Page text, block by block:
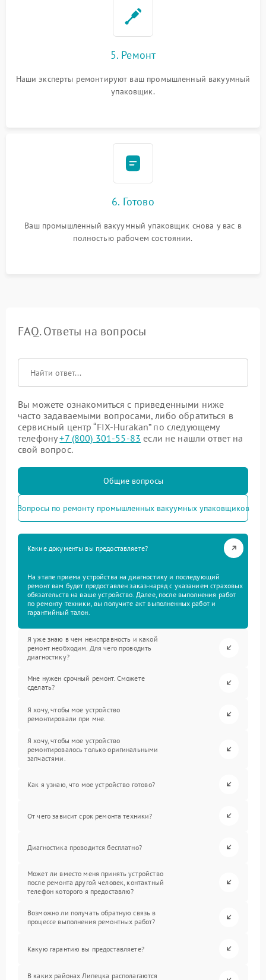
5. Ремонт
Наши эксперты ремонтируют ваш промышленный вакуумный
упаковщик.
6. Готово
Ваш промышленный вакуумный упаковщик снова у вас в
полностью рабочем состоянии.
FAQ. Ответы на вопросы
Вы можете ознакомиться с приведенными ниже
часто задаваемыми вопросами, либо обратиться в
сервисный центр “FIX-Hurakan” по следующему
телефону+7 (800) 301-55-83 если не нашли ответ на
свой вопрос.
Общие вопросы
Вопросы по ремонту промышленных вакуумных упаковщиков
Какие документы вы предоставляете?
На этапе приема устройства на диагностику и последующий
ремонт вам будет предоставлен заказ-наряд с указанием страховых
обязательств на ваше устройство. Далее, после выполнения работ
по ремонту техники, вы получите акт выполненных работ и
гарантийный талон.
Я уже знаю в чем неисправность и какой
ремонт необходим. Для чего проводить
диагностику?
Мне нужен срочный ремонт. Сможете
сделать?
Я хочу, чтобы мое устройство
ремонтировали при мне.
Я хочу, чтобы мое устройство
ремонтировалось только оригинальными
запчастями.
Как я узнаю, что мое устройство готово?
От чего зависит срок ремонта техники?
Диагностика проводится бесплатно?
Может ли вместо меня принять устройство
после ремонта другой человек, контактный
телефон которого я предоставлю?
Возможно ли получать обратную связь в
процессе выполнения ремонтных работ?
Какую гарантию вы предоставляете?
В каких районах Липецка располагаются